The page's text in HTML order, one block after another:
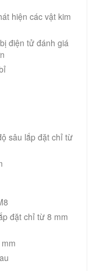
hiện các vật kim
điện tử đánh giá
sâu lắp đặt chỉ từ
đặt chỉ từ 8 mm